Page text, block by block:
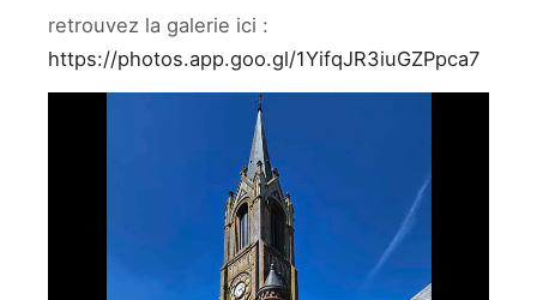
retrouvez la galerie ici :
https://photos.app.goo.gl/1YifqJR3iuGZPpca7